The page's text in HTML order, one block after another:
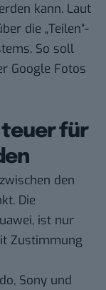
kann. Laut
die „Teilen“-
So soll
Google Fotos
teuer für
den
Die
ist nur
Zustimmung
Sony und